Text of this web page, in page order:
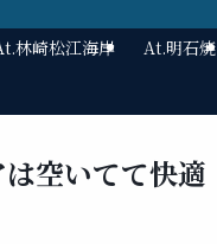
林崎松江海岸 At.明石焼
空いてて快適